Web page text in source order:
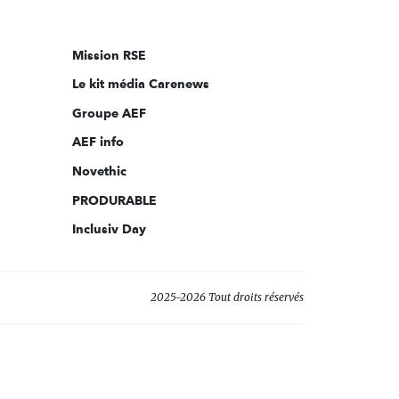
sur:
Mission RSE
Le kit média Carenews
Groupe AEF
AEF info
Novethic
PRODURABLE
Inclusiv Day
2025-2026 Tout droits réservés
Personnalisez vos préférences pour